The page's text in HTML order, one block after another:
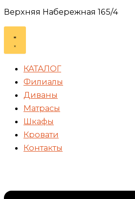
Верхняя Набережная 165/4
КАТАЛОГ
Филиалы
Диваны
Матрасы
Шкафы
Кровати
Контакты